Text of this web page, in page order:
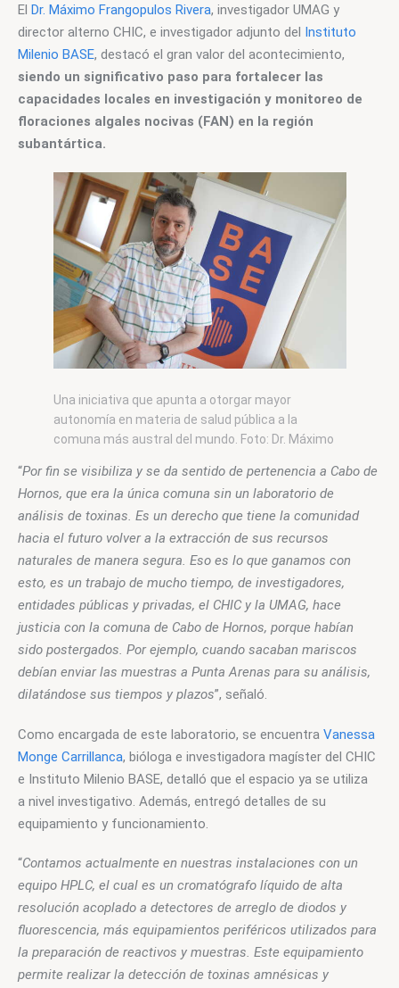
El Dr. Máximo Frangopulos Rivera, investigador UMAG y
director alterno CHIC, e investigador adjunto del Instituto
Milenio BASE, destacó el gran valor del acontecimiento,
siendo un significativo paso para fortalecer las
capacidades locales en investigación y monitoreo de
floraciones algales nocivas (FAN) en la región
subantártica.
Una iniciativa que apunta a otorgar mayor
autonomía en materia de salud pública a la
comuna más austral del mundo. Foto: Dr. Máximo
“Por fin se visibiliza y se da sentido de pertenencia a Cabo de
Hornos, que era la única comuna sin un laboratorio de
análisis de toxinas. Es un derecho que tiene la comunidad
hacia el futuro volver a la extracción de sus recursos
naturales de manera segura. Eso es lo que ganamos con
esto, es un trabajo de mucho tiempo, de investigadores,
entidades públicas y privadas, el CHIC y la UMAG, hace
justicia con la comuna de Cabo de Hornos, porque habían
sido postergados. Por ejemplo, cuando sacaban mariscos
debían enviar las muestras a Punta Arenas para su análisis,
dilatándose sus tiempos y plazos”, señaló.
Como encargada de este laboratorio, se encuentra Vanessa
Monge Carrillanca, bióloga e investigadora magíster del CHIC
e Instituto Milenio BASE, detalló que el espacio ya se utiliza
a nivel investigativo. Además, entregó detalles de su
equipamiento y funcionamiento.
“Contamos actualmente en nuestras instalaciones con un
equipo HPLC, el cual es un cromatógrafo líquido de alta
resolución acoplado a detectores de arreglo de diodos y
fluorescencia, más equipamientos periféricos utilizados para
la preparación de reactivos y muestras. Este equipamiento
permite realizar la detección de toxinas amnésicas y